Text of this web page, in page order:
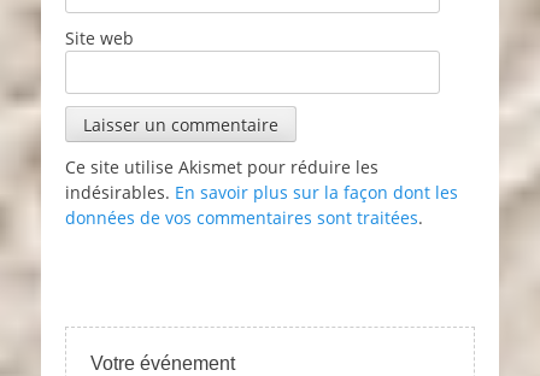
Site web
Ce site utilise Akismet pour réduire les
indésirables. En savoir plus sur la façon dont les
données de vos commentaires sont traitées.
Votre événement